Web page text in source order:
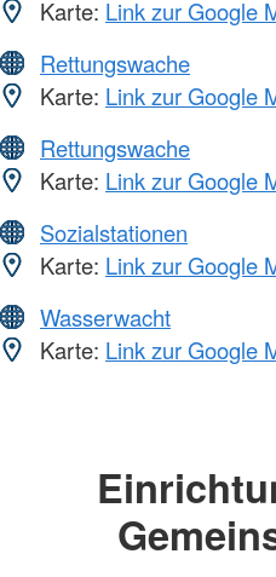
Karte: Link zur Google
Rettungswache
Karte: Link zur Google
Rettungswache
Karte: Link zur Google
Sozialstationen
Karte: Link zur Google
Wasserwacht
Karte: Link zur Google